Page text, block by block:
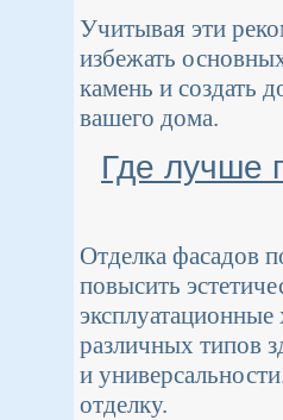
Учитывая эти
избежать
камень и создать
вашего дома.
Где лучше
Отделка фасадов
повысить
различных типов
и
отделку.